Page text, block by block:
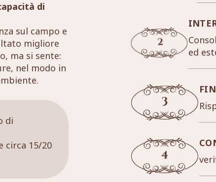
di
sul campo e
migliore
ma si sente:
nel modo in
di
circa 15/20
ed